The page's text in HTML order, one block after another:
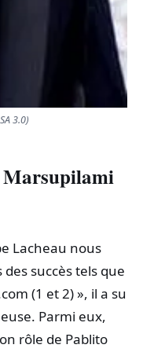
3.0)
Marsupilami
Lacheau nous
succès tels que
(1 et 2) », il a su
Parmi eux,
rôle de Pablito